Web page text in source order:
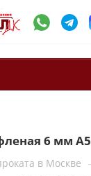
6 мм
в Москве